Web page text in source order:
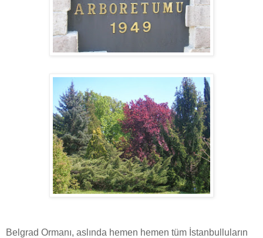
Belgrad Ormanı, aslında hemen hemen tüm İstanbulluların